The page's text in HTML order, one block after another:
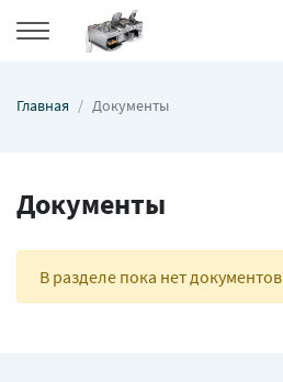
Главная Документы
Документы
В разделе пока нет документов